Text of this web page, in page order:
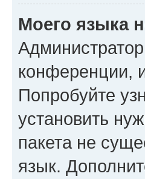
Моего языка
конференции,
Попробуйте
установить
пакета не
язык.